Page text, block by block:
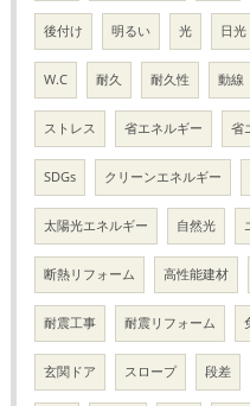
後付け 明るい 光 日光
W.C 耐久 耐久性 動線
ストレス 省エネルギー 省
SDGs クリーンエネルギー
太陽光エネルギー 自然光
断熱リフォーム 高性能建材
耐震工事 耐震リフォーム
玄関ドア スロープ 段差